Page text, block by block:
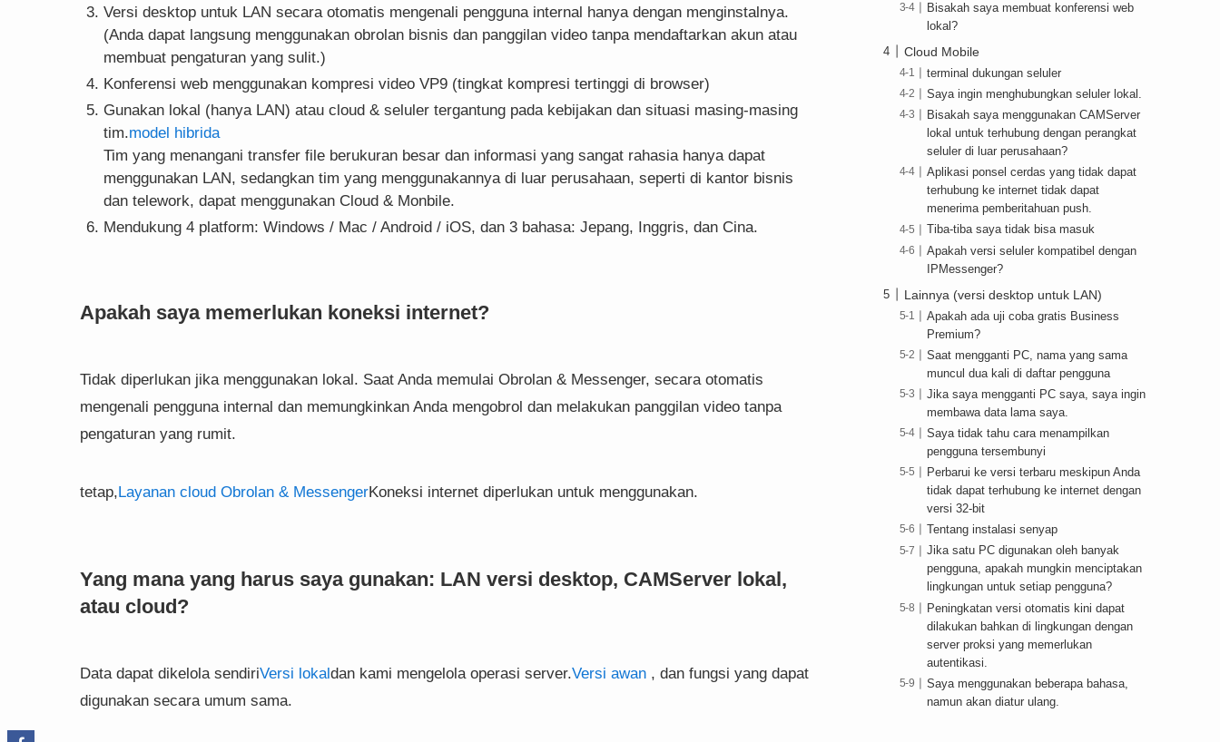
Versi desktop untuk LAN secara otomatis mengenali pengguna internal hanya dengan menginstalnya.
(Anda dapat langsung menggunakan obrolan bisnis dan panggilan video tanpa mendaftarkan akun atau
membuat pengaturan yang sulit.)
Konferensi web menggunakan kompresi video VP9 (tingkat kompresi tertinggi di browser)
Gunakan lokal (hanya LAN) atau cloud & seluler tergantung pada kebijakan dan situasi masing-masing
tim.model hibrida
Tim yang menangani transfer file berukuran besar dan informasi yang sangat rahasia hanya dapat
menggunakan LAN, sedangkan tim yang menggunakannya di luar perusahaan, seperti di kantor bisnis
dan telework, dapat menggunakan Cloud & Monbile.
Mendukung 4 platform: Windows / Mac / Android / iOS, dan 3 bahasa: Jepang, Inggris, dan Cina.
Apakah saya memerlukan koneksi internet?
Tidak diperlukan jika menggunakan lokal. Saat Anda memulai Obrolan & Messenger, secara otomatis
mengenali pengguna internal dan memungkinkan Anda mengobrol dan melakukan panggilan video tanpa
pengaturan yang rumit.
tetap,Layanan cloud Obrolan & MessengerKoneksi internet diperlukan untuk menggunakan.
Yang mana yang harus saya gunakan: LAN versi desktop, CAMServer lokal,
atau cloud?
Data dapat dikelola sendiriVersi lokaldan kami mengelola operasi server.Versi awan , dan fungsi yang dapat
digunakan secara umum sama.
Bisakah saya membuat konferensi web
lokal?
Cloud Mobile
terminal dukungan seluler
Saya ingin menghubungkan seluler lokal.
Bisakah saya menggunakan CAMServer
lokal untuk terhubung dengan perangkat
seluler di luar perusahaan?
Aplikasi ponsel cerdas yang tidak dapat
terhubung ke internet tidak dapat
menerima pemberitahuan push.
Tiba-tiba saya tidak bisa masuk
Apakah versi seluler kompatibel dengan
IPMessenger?
Lainnya (versi desktop untuk LAN)
Apakah ada uji coba gratis Business
Premium?
Saat mengganti PC, nama yang sama
muncul dua kali di daftar pengguna
Jika saya mengganti PC saya, saya ingin
membawa data lama saya.
Saya tidak tahu cara menampilkan
pengguna tersembunyi
Perbarui ke versi terbaru meskipun Anda
tidak dapat terhubung ke internet dengan
versi 32-bit
Tentang instalasi senyap
Jika satu PC digunakan oleh banyak
pengguna, apakah mungkin menciptakan
lingkungan untuk setiap pengguna?
Peningkatan versi otomatis kini dapat
dilakukan bahkan di lingkungan dengan
server proksi yang memerlukan
autentikasi.
Saya menggunakan beberapa bahasa,
namun akan diatur ulang.